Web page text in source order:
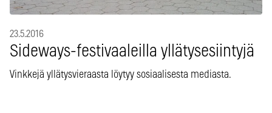
23.5.2016
Sideways-festivaaleilla yllätysesiintyjä
Vinkkejä yllätysvieraasta löytyy sosiaalisesta mediasta.